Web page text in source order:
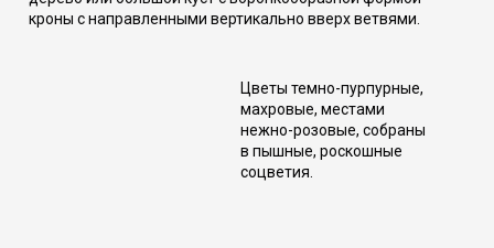
Цветы темно-пурпурные,
махровые, местами
нежно-розовые, собраны
в пышные, роскошные
соцветия.
кроны с направленными вертикально вверх ветвями.